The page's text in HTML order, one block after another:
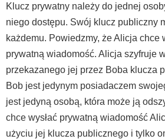
Klucz prywatny należy do jednej
niego dostępu. Swój klucz publiczny
każdemu. Powiedzmy, że Alicja chce
prywatną wiadomość. Alicja szyfruje
przekazanego jej przez Boba klucza
Bob jest jedynym posiadaczem
jest jedyną osobą, która może ją
chce wysłać prywatną wiadomość
użyciu jej klucza publicznego i tylko